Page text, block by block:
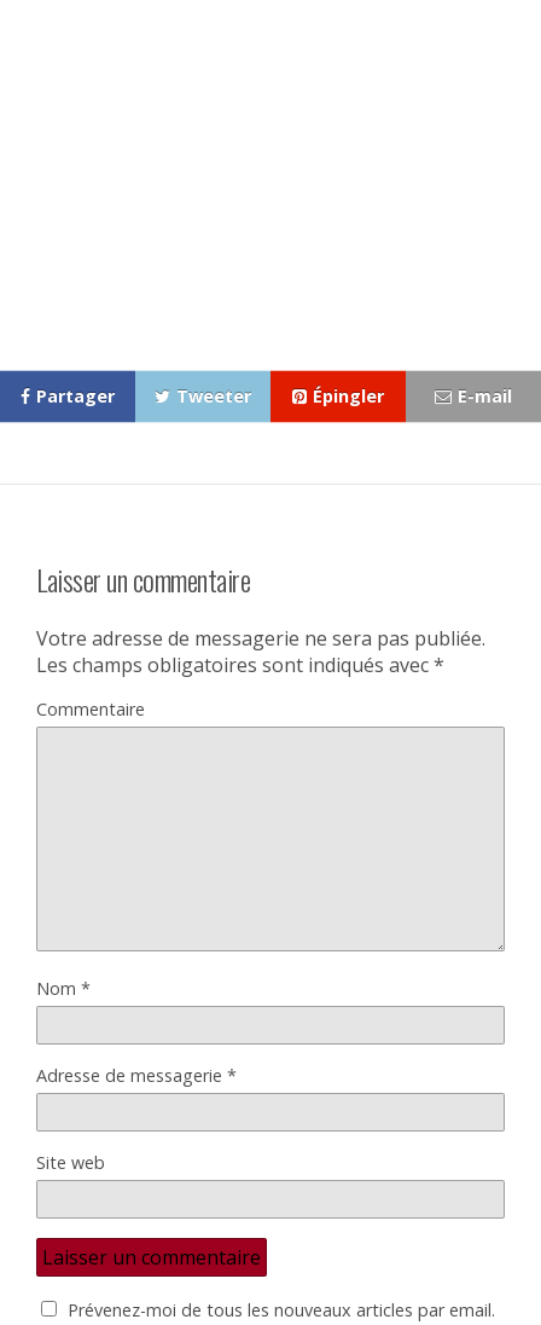
Partager Tweeter Épingler E-mail
Laisser un commentaire
Votre adresse de messagerie ne sera pas publiée.
Les champs obligatoires sont indiqués avec*
Commentaire
Nom *
Adresse de messagerie *
Site web
Prévenez-moi de tous les nouveaux articles par email.